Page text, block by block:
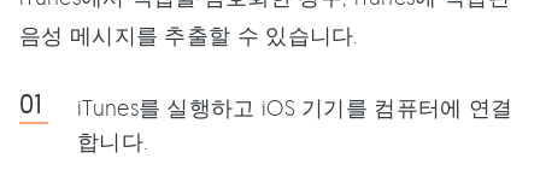
음성 메시지를 추출할 수 있습니다.
iTunes를 실행하고 iOS 기기를 컴퓨터에 연결
합니다.